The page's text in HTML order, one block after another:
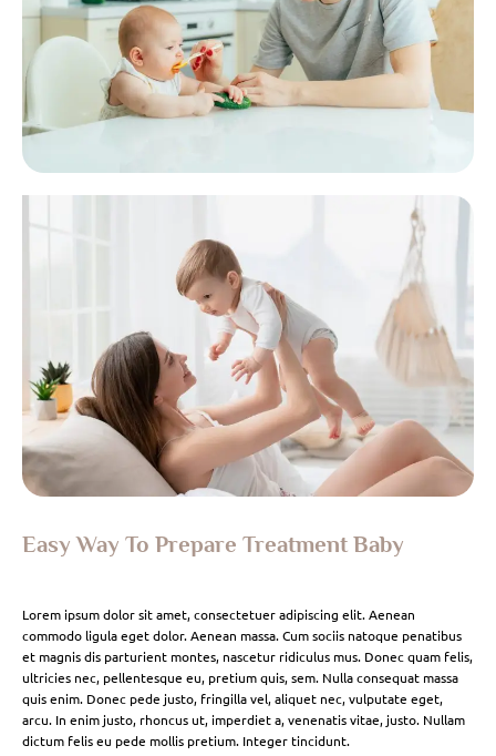
Easy Way To Prepare Treatment Baby
Lorem ipsum dolor sit amet, consectetuer adipiscing elit. Aenean
commodo ligula eget dolor. Aenean massa. Cum sociis natoque penatibus
et magnis dis parturient montes, nascetur ridiculus mus. Donec quam felis,
ultricies nec, pellentesque eu, pretium quis, sem. Nulla consequat massa
quis enim. Donec pede justo, fringilla vel, aliquet nec, vulputate eget,
arcu. In enim justo, rhoncus ut, imperdiet a, venenatis vitae, justo. Nullam
dictum felis eu pede mollis pretium. Integer tincidunt.